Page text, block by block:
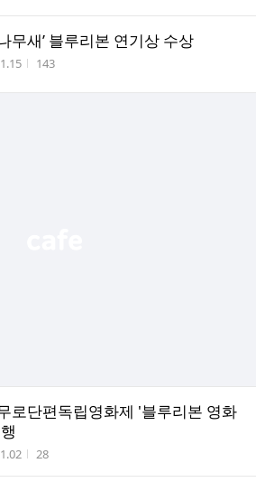
무새’ 블루리본 연기상 수상
간 조회수
143
로단편독립영화제 '블루리본 영화
간 조회수
28